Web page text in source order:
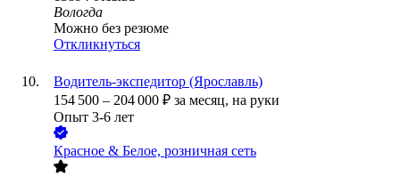
Вологда
Можно без резюме
Откликнуться
Водитель-экспедитор (Ярославль)
154 500 – 204 000 ₽ за месяц, на руки
Опыт 3-6 лет
Красное & Белое, розничная сеть